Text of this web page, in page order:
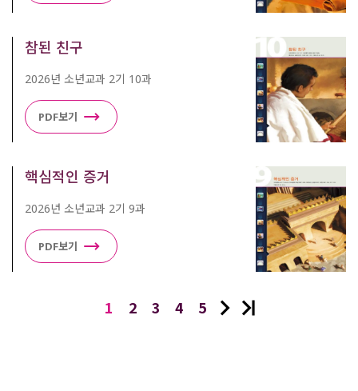
참된 친구
2026년 소년교과 2기 10과
PDF보기
핵심적인 증거
2026년 소년교과 2기 9과
PDF보기
1 2 3 4 5